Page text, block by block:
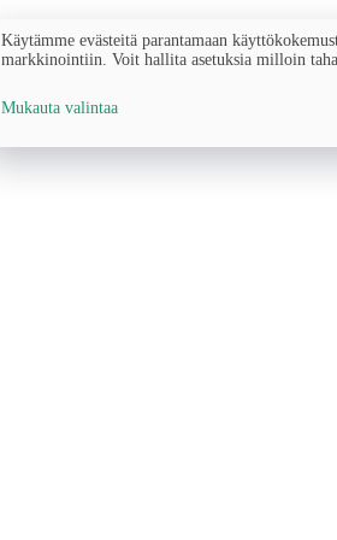
Käytämme evästeitä parantamaan
markkinointiin. Voit hallita asetuksia milloin
Mukauta valintaa